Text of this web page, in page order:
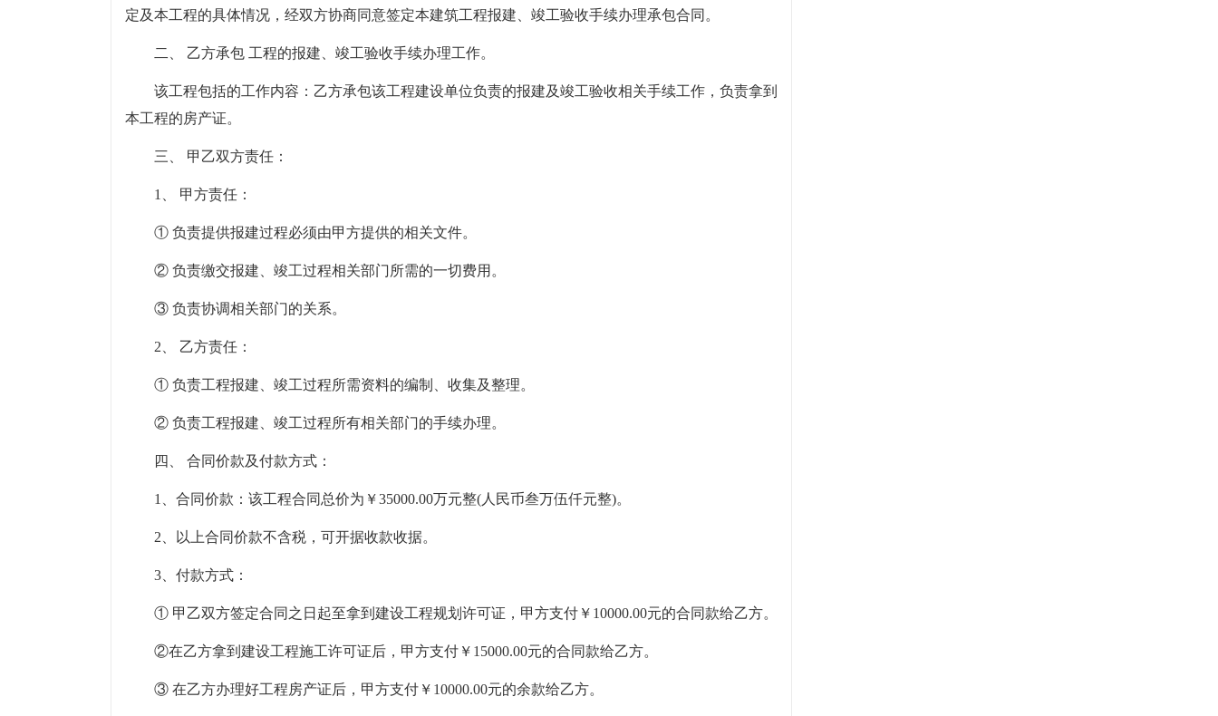
定及本工程的具体情况，经双方协商同意签定本建筑工程报建、竣工验收手续办理承包合同。
二、 乙方承包 工程的报建、竣工验收手续办理工作。
该工程包括的工作内容：乙方承包该工程建设单位负责的报建及竣工验收相关手续工作，负责拿到
本工程的房产证。
三、 甲乙双方责任：
1、 甲方责任：
① 负责提供报建过程必须由甲方提供的相关文件。
② 负责缴交报建、竣工过程相关部门所需的一切费用。
③ 负责协调相关部门的关系。
2、 乙方责任：
① 负责工程报建、竣工过程所需资料的编制、收集及整理。
② 负责工程报建、竣工过程所有相关部门的手续办理。
四、 合同价款及付款方式：
1、合同价款：该工程合同总价为￥35000.00万元整(人民币叁万伍仟元整)。
2、以上合同价款不含税，可开据收款收据。
3、付款方式：
① 甲乙双方签定合同之日起至拿到建设工程规划许可证，甲方支付￥10000.00元的合同款给乙方。
②在乙方拿到建设工程施工许可证后，甲方支付￥15000.00元的合同款给乙方。
③ 在乙方办理好工程房产证后，甲方支付￥10000.00元的余款给乙方。